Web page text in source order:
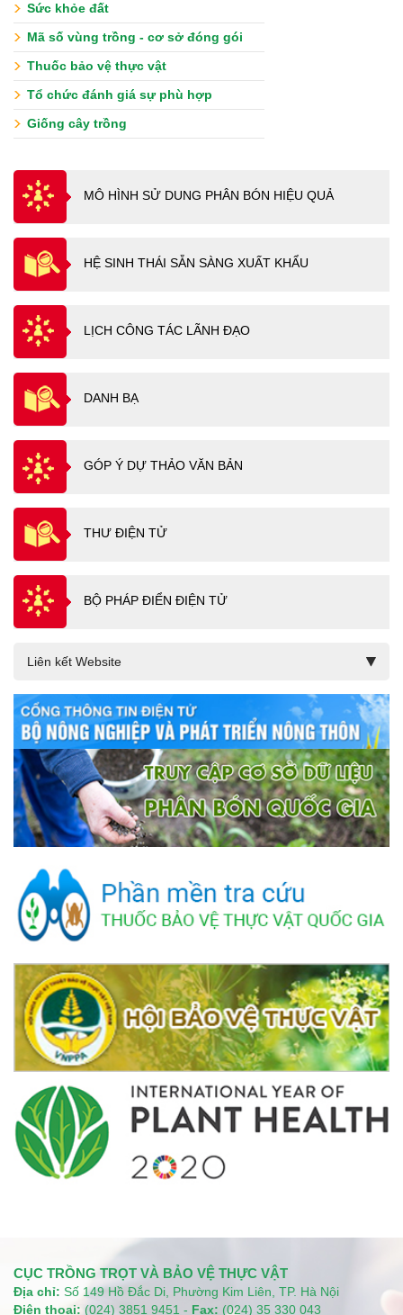
Sức khỏe đất
Mã số vùng trồng - cơ sở đóng gói
Thuốc bảo vệ thực vật
Tổ chức đánh giá sự phù hợp
Giống cây trồng
MÔ HÌNH SỬ DUNG PHÂN BÓN HIỆU QUẢ
HỆ SINH THÁI SẴN SÀNG XUẤT KHẨU
LỊCH CÔNG TÁC LÃNH ĐẠO
DANH BẠ
GÓP Ý DỰ THẢO VĂN BẢN
THƯ ĐIỆN TỬ
BỘ PHÁP ĐIỂN ĐIỆN TỬ
CỤC TRỒNG TRỌT VÀ BẢO VỆ THỰC VẬT
Địa chỉ: Số 149 Hồ Đắc Di, Phường Kim Liên, TP. Hà Nội
Điện thoại: (024) 3851 9451 - Fax: (024) 35 330 043